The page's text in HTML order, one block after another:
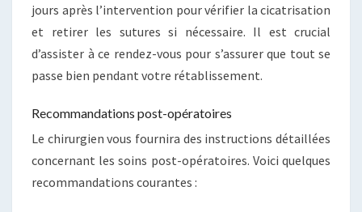
jours après l’intervention pour vérifier la cicatrisation
et retirer les sutures si nécessaire. Il est crucial
d’assister à ce rendez-vous pour s’assurer que tout se
passe bien pendant votre rétablissement.
Recommandations post-opératoires
Le chirurgien vous fournira des instructions détaillées
concernant les soins post-opératoires. Voici quelques
recommandations courantes :